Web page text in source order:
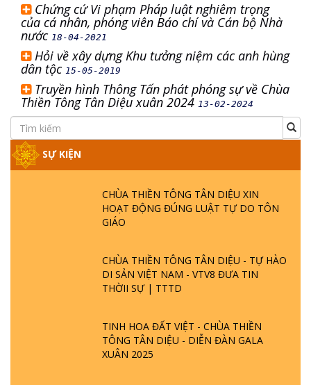
Chứng cứ Vi phạm Pháp luật nghiêm trọng
của cá nhân, phóng viên Báo chí và Cán bộ Nhà
nước 18-04-2021
Hỏi về xây dựng Khu tưởng niệm các anh hùng
dân tộc 15-05-2019
Truyền hình Thông Tấn phát phóng sự về Chùa
Thiền Tông Tân Diệu xuân 2024 13-02-2024
SỰ KIỆN
CHÙA THIỀN TÔNG TÂN DIỆU XIN
HOẠT ĐỘNG ĐÚNG LUẬT TỰ DO TÔN
GIÁO
CHÙA THIỀN TÔNG TÂN DIỆU - TỰ HÀO
DI SẢN VIỆT NAM - VTV8 ĐƯA TIN
THỜII SỰ | TTTD
TINH HOA ĐẤT VIỆT - CHÙA THIỀN
TÔNG TÂN DIỆU - DIỄN ĐÀN GALA
XUÂN 2025